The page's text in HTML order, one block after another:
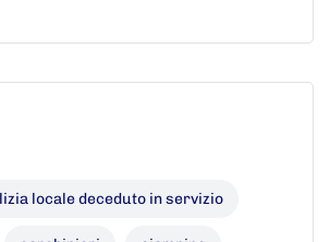
locale deceduto in servizio